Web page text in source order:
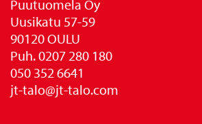
Puutuomela Oy
Uusikatu 57-59
90120 OULU
Puh. 0207 280 180
050 352 6641
jt-talo@jt-talo.com